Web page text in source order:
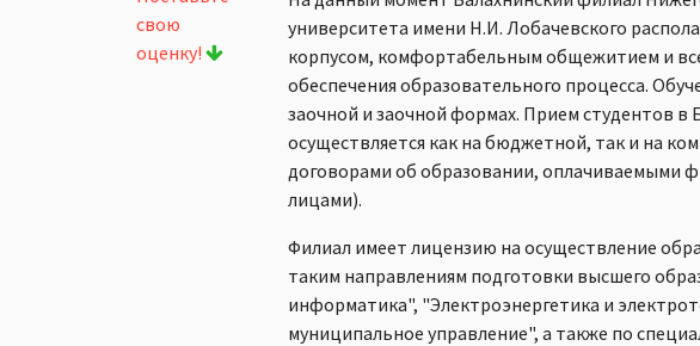
свою
оценку!
университета имени Н.И. Лобачевского
корпусом, комфортабельным общежитием и
обеспечения образовательного процесса.
заочной и заочной формах. Прием студентов в
осуществляется как на бюджетной, так и на
договорами об образовании, оплачиваемыми
лицами).
Филиал имеет лицензию на осуществление
таким направлениям подготовки высшего
информатика", "Электроэнергетика и
муниципальное управление", а также по